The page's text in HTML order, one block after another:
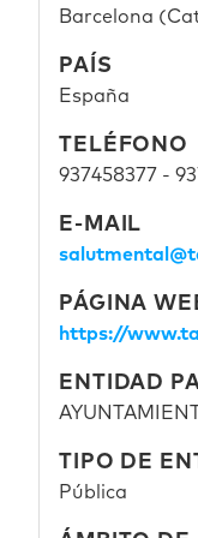
Barcelona
PAÍS
España
TELÉFONO
937458377 -
E-MAIL
PÁGINA
https://
ENTIDAD
TIPO DE
Pública